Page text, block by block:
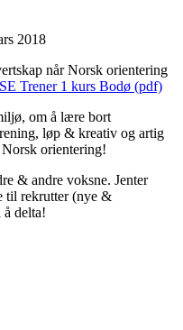
2018
når Norsk orientering
Trener 1 kurs Bodø (pdf)
om å lære bort
løp & kreativ og artig
orientering!
& andre voksne. Jenter
til rekrutter (nye &
delta!